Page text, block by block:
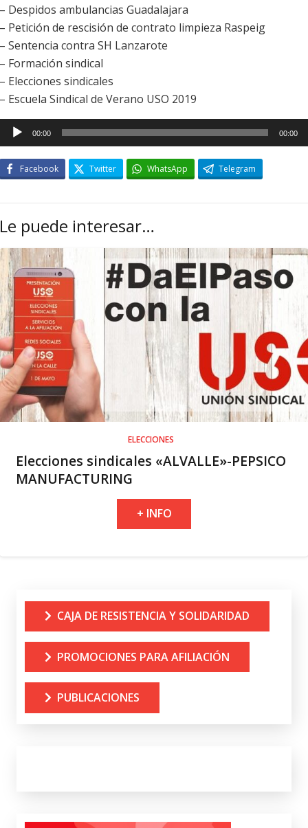
– Despidos ambulancias Guadalajara
– Petición de rescisión de contrato limpieza Raspeig
– Sentencia contra SH Lanzarote
– Formación sindical
– Elecciones sindicales
– Escuela Sindical de Verano USO 2019
00:00 00:00
Facebook Twitter WhatsApp Telegram
Le puede interesar…
ELECCIONES
Elecciones sindicales «ALVALLE»-PEPSICO
MANUFACTURING
+ INFO
CAJA DE RESISTENCIA Y SOLIDARIDAD
PROMOCIONES PARA AFILIACIÓN
PUBLICACIONES